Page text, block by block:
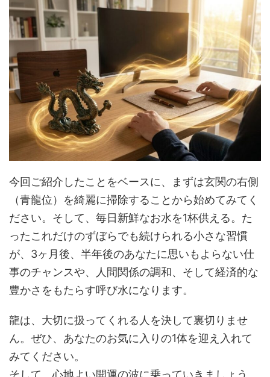
今回ご紹介したことをベースに、まずは玄関の右側
（青龍位）を綺麗に掃除することから始めてみてく
ださい。そして、毎日新鮮なお水を1杯供える。た
ったこれだけのずぼらでも続けられる小さな習慣
が、3ヶ月後、半年後のあなたに思いもよらない仕
事のチャンスや、人間関係の調和、そして経済的な
豊かさをもたらす呼び水になります。
龍は、大切に扱ってくれる人を決して裏切りませ
ん。ぜひ、あなたのお気に入りの1体を迎え入れて
みてください。
そして、心地よい開運の波に乗っていきましょう。